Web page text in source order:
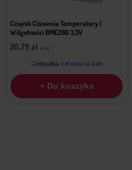
Czujnik Ciśnienia Temperatury I
Wilgotności BME280 3,3V
20,79 zł z VAT
Wysyłka z Polski w 24h
+ Do koszyka